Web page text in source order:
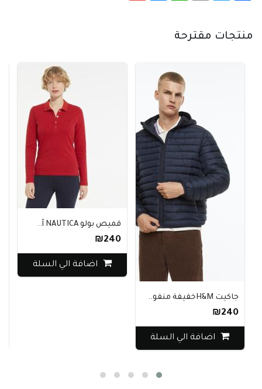
منتجات مقترحة
جاكيت H&Mخفيفة منفو..
₪240
اضافة الي السلة
قميص بولو NAUTICA أ..
₪240
اضافة الي السلة